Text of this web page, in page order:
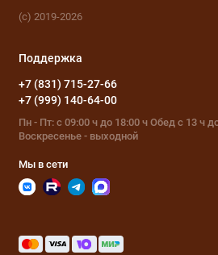
(с) 2019-2026
Поддержка
+7 (831) 715-27-66
+7 (999) 140-64-00
Пн - Пт: с 09:00 ч до 18:00 ч Обед с 13 ч
Воскресенье - выходной
Мы в сети